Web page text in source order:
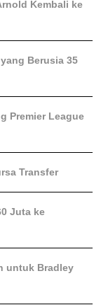
Kembali ke
Berusia 35
Premier League
Transfer
Juta ke
untuk Bradley